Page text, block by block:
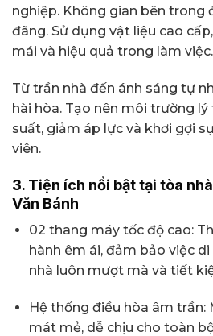
nghiệp. Không gian bên trong
đãng. Sử dụng vật liệu cao
mái và hiệu quả trong làm việc.
Từ trần nhà đến ánh sáng tự
hài hòa. Tạo nên môi trường
suất, giảm áp lực và khơi gợi
viên.
3. Tiện ích nổi bật tại tòa
Văn Bánh
02 thang máy tốc độ cao:
hành êm ái, đảm bảo việc
nhà luôn mượt mà và tiết
Hệ thống điều hòa âm trần:
mát mẻ, dễ chịu cho toàn